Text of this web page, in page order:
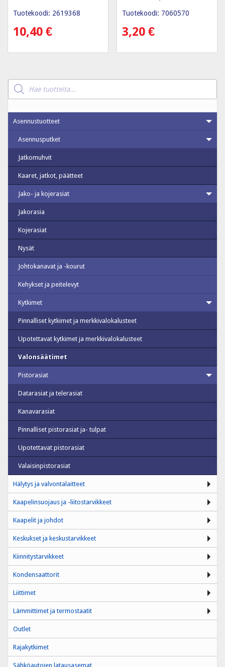
Tuotekoodi: 2619368
10,40 €
Tuotekoodi: 7060570
3,20€
Products
search
Asennustuotteet
Asennusputket
Jatkomuhvit
Kaaret, jatkot, päätteet
Jako- ja kojerasiat
Jakorasia
Kojerasiat
Nysät
Johtokanavat ja -kourut
Kehykset ja peitelevyt
Kytkimet
Pinnalliset kytkimet ja merkkivalokalusteet
Upotettavat kytkimet ja merkkivalokalusteet
Valonsäätimet
Pistorasiat
Datarasiat ja telerasiat
Kanavarasiat
Pinnalliset pistorasiat ja- tulpat
Upotettavat pistorasiat
Valaisinpistorasiat
Hälytys ja valvontalaitteet
Kaapelinsuojaus ja -liitostarvikkeet
Kaapelit ja johdot
Keskukset ja keskustarvikkeet
Kiinnitystarvikkeet
Kondensaattorit
Liittimet
Lämmittimet ja termostaatit
Outlet
Rajakytkimet
Sähköautojen latausasemat